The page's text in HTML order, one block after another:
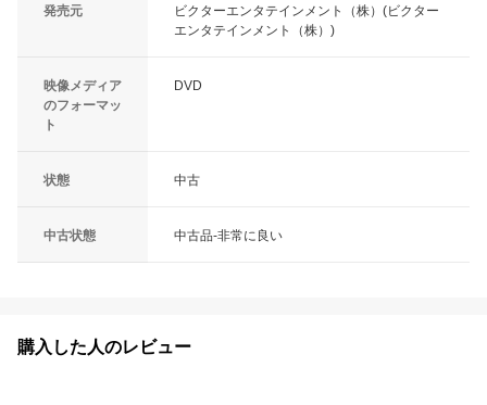
発売元
ビクターエンタテインメント（株）(ビクター
エンタテインメント（株）)
映像メディア
のフォーマッ
ト
DVD
状態 中古
中古状態 中古品-非常に良い
購入した人のレビュー